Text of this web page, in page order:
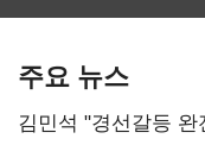
주요 뉴스
김민석 "경선갈등